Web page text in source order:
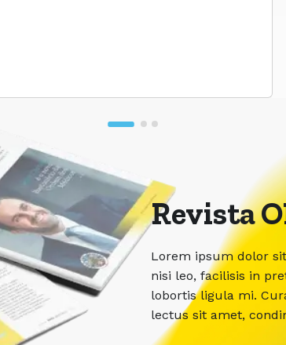
Revista
Lorem ipsum dolor
nisi leo, facilisis in
lobortis ligula mi.
lectus sit amet,